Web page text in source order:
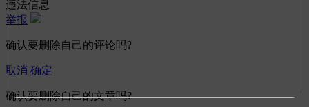
违法信息
举报
确认要删除自己的评论吗?
取消 确定
确认要删除自己的文章吗?